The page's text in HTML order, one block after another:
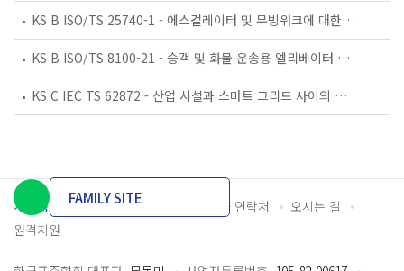
KS B ISO/TS 25740-1 - 에스컬레이터 및 무빙워크에 대한 안전요건 — 제1부: 세계공통 필수 안전요건(GESRs)
KS B ISO/TS 8100-21 - 승객 및 화물 운송용 엘리베이터 —제21부: 세계공통 필수안전요건(GESRs)을 충족하는 세계공통 안전 파라미터(GSPs)
KS C IEC TS 62872 - 산업 시설과 스마트 그리드 사이의 산업 공정 측정, 제어 및 자동화 시스템 인터페이스
개인정보처리방침 이용약관 담당자 연락처
오시는 길
원격지원
FAMILY SITE